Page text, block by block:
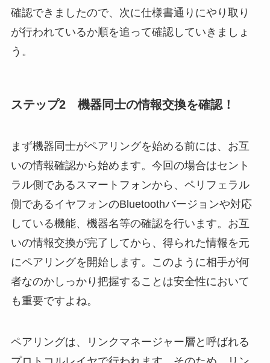
確認できましたので、次に仕様書通りにやり取り
が行われているか順を追って確認していきましょ
う。
ステップ2 機器同士の情報交換を確認！
まず機器同士がペアリングを始める前には、お互
いの情報確認から始めます。今回の場合はセント
ラル側であるスマートフォンから、ペリフェラル
側であるイヤフォンのBluetoothバージョンや対応
している機能、機器名等の確認を行います。お互
いの情報交換が完了してから、得られた情報を元
にペアリングを開始します。このように相手が何
者なのかしっかり把握することは安全性において
も重要ですよね。
ペアリングは、リンクマネージャー層と呼ばれる